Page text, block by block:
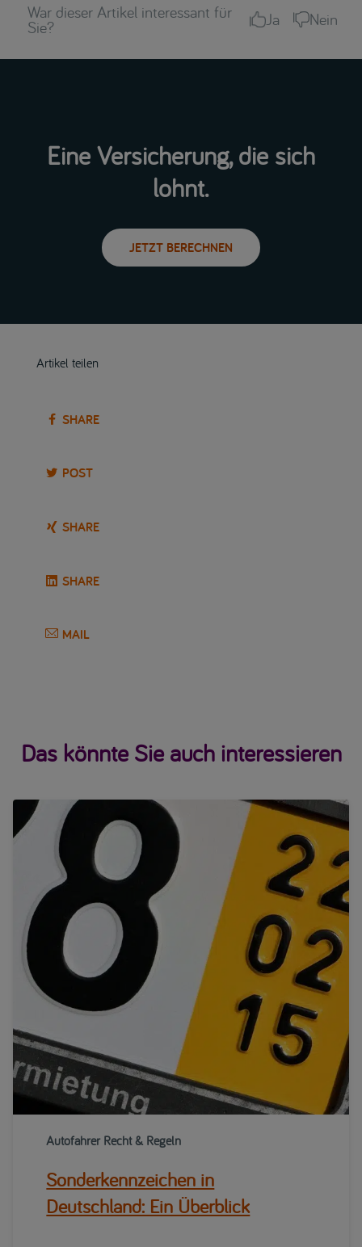
War dieser Artikel interessant für
Sie? Ja Nein
Eine Versicherung, die sich
lohnt.
JETZT BERECHNEN
Artikel teilen
SHARE
POST
SHARE
SHARE
MAIL
Das könnte Sie auch interessieren
Autofahrer Recht & Regeln
Sonderkennzeichen in
Deutschland: Ein Überblick